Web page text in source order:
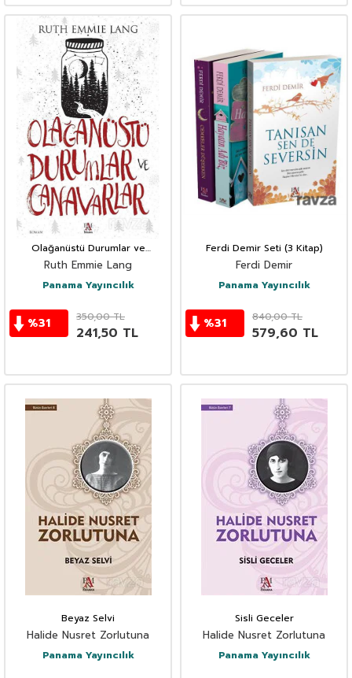
Olağanüstü Durumlar ve
Canavarlar
Ruth Emmie Lang
Panama Yayıncılık
%31 350,00TL
241,50 TL
Ferdi Demir Seti (3 Kitap)
Ferdi Demir
Panama Yayıncılık
%31 840,00TL
579,60 TL
Beyaz Selvi
Halide Nusret Zorlutuna
Panama Yayıncılık
Sisli Geceler
Halide Nusret Zorlutuna
Panama Yayıncılık